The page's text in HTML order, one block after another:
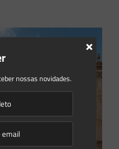
nossas novidades.
×